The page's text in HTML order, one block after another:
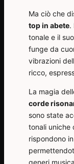
Ma ciò che
top in abete.
tonale e il
funge da
vibrazioni
ricco,
La magia
corde
sono state
tonali uniche
rispondono